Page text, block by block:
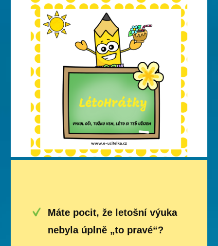
Máte pocit, že letošní výuka
nebyla úplně „to pravé“?